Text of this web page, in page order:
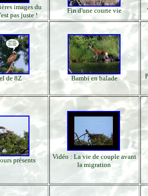
images du
pas juste !
Fin d'une courte vie
de 8Z Bambi en balade
présents
Vidéo : La vie de couple avant
la migration